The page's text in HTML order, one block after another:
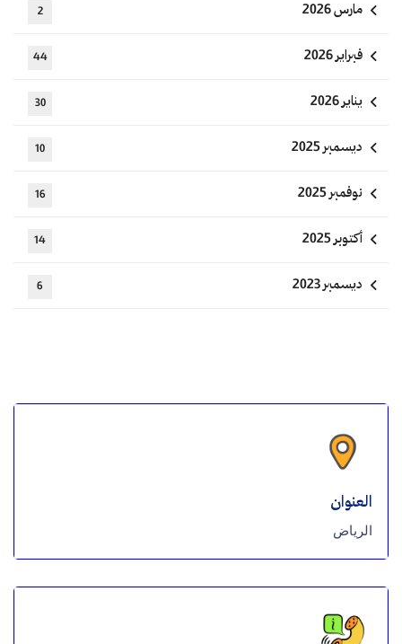
مارس 2026 2
فبراير 2026 44
يناير 2026 30
ديسمبر 2025 10
نوفمبر 2025 16
أكتوبر 2025 14
ديسمبر 2023 6
العنوان
الرياض